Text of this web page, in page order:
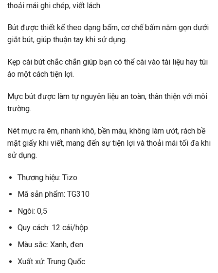
thoải mái ghi chép, viết lách.
Bút được thiết kế theo dạng bấm, cơ chế bấm nằm gọn dưới
giắt bút, giúp thuận tay khi sử dụng.
Kẹp cài bút chắc chắn giúp bạn có thể cài vào tài liệu hay túi
áo một cách tiện lợi.
Mực bút được làm tự nguyên liệu an toàn, thân thiện với môi
trường.
Nét mực ra êm, nhanh khô, bền màu, không làm ướt, rách bề
mặt giấy khi viết, mang đến sự tiện lợi và thoải mái tối đa khi
sử dụng.
Thương hiệu: Tizo
Mã sản phẩm: TG310
Ngòi: 0,5
Quy cách: 12 cái/hộp
Màu sắc: Xanh, đen
Xuất xứ: Trung Quốc